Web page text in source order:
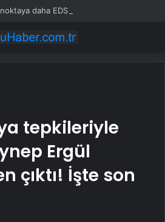
daha EDS geliyor
tepkileriyle
Ergül
çıktı! İşte son